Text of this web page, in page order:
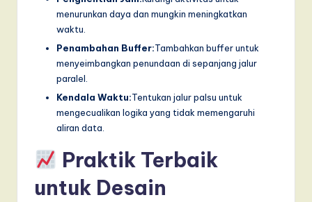
menurunkan daya dan mungkin meningkatkan
waktu.
Penambahan Buffer:Tambahkan buffer untuk
menyeimbangkan penundaan di sepanjang jalur
paralel.
Kendala Waktu:Tentukan jalur palsu untuk
mengecualikan logika yang tidak memengaruhi
aliran data.
Praktik Terbaik
untuk Desain